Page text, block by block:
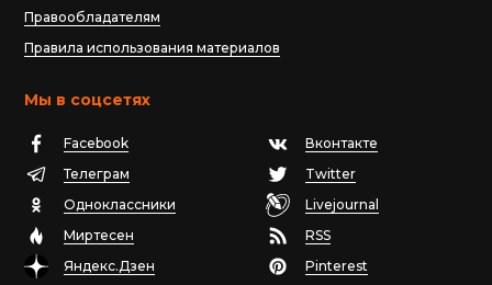
Правообладателям
Правила использования материалов
Мы в соцсетях
Facebook
Вконтакте
Телеграм
Twitter
Одноклассники
Livejournal
Миртесен
RSS
Яндекс.Дзен
Pinterest